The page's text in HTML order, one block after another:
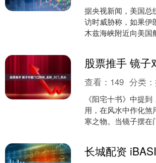
据央视新闻，美国总
访时威胁称，如果伊
木兹海峡附近向美国
查看： 149 分类：
《阳宅十书》中提
用，在风水中作化煞
寒之物。当镜子摆在